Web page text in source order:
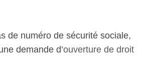
de numéro de sécurité sociale,
demande d’ouverture de droit